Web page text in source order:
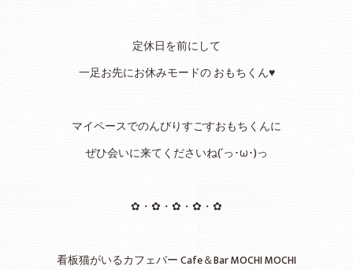
定休日を前にして
一足お先にお休みモードの おもちくん♥
マイペースでのんびりすごすおもちくんに
ぜひ会いに来てくださいね(´っ･ω･)っ
✿・✿・✿・✿・✿
看板猫がいるカフェバー Cafe＆Bar MOCHI MOCHI